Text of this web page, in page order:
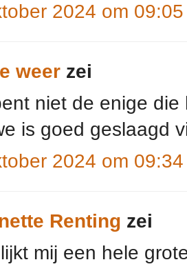
2024 om 09:05
weer zei
niet de enige
is goed geslaagd
2024 om 09:34
Renting zei
mij een hele